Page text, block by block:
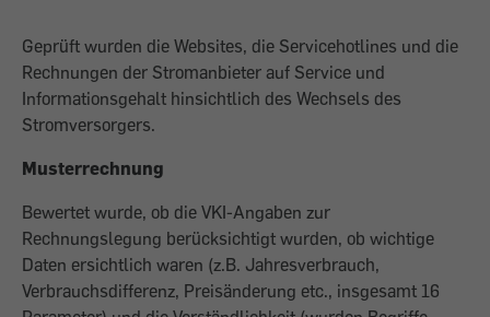
Geprüft wurden die Websites, die Servicehotlines und die
Rechnungen der Stromanbieter auf Service und
Informationsgehalt hinsichtlich des Wechsels des
Stromversorgers.
Musterrechnung
Bewertet wurde, ob die VKI-Angaben zur
Rechnungslegung berücksichtigt wurden, ob wichtige
Daten ersichtlich waren (z.B. Jahresverbrauch,
Verbrauchsdifferenz, Preisänderung etc., insgesamt 16